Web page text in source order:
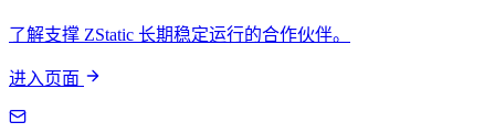
了解支撑 ZStatic 长期稳定运行的合作伙伴。
进入页面